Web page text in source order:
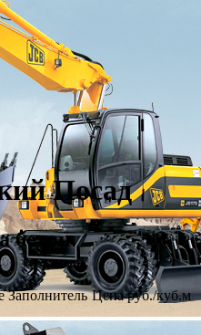
Посад
бетон
Заполнитель Цена руб./куб.м